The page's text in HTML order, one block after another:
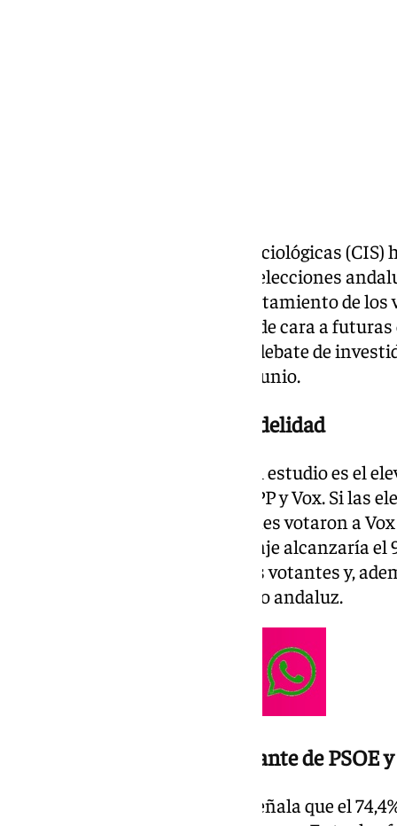
El Centro de Investigaciones Sociológicas
estudio postelectoral sobre las elecciones
encuesta que analiza el comportamiento de
cómo podría variar su decisión de cara a
se conoce pocos días antes del debate de
previsto para el próximo 30 de junio.
PP y Vox rozan el 100% de fidelidad
Uno de los principales datos del estudio es el
mantienen los electorados del PP y Vox. Si las
repitieran hoy, el 97,4% de quienes votaron a
que en el caso del PP el porcentaje alcanzaría
con mayor estabilidad entre sus votantes y,
formación del próximo Gobierno andaluz.
Adelante Andalucía, por delante de PSOE
En términos generales, el CIS señala que el